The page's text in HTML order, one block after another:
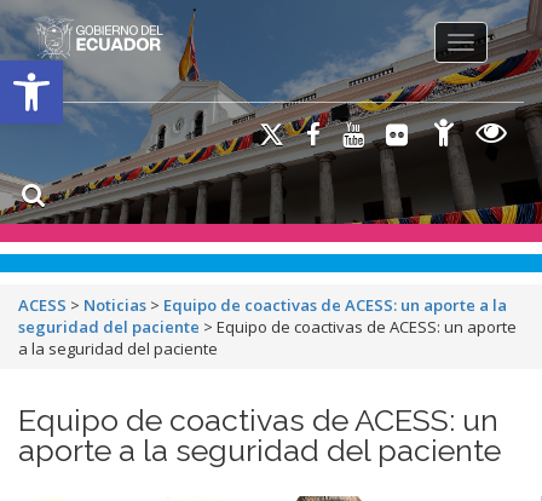
Open toolbar
Toggle
ACESS > Noticias > Equipo de coactivas de ACESS: un aporte a la
seguridad del paciente > Equipo de coactivas de ACESS: un aporte
a la seguridad del paciente
Equipo de coactivas de ACESS: un
aporte a la seguridad del paciente